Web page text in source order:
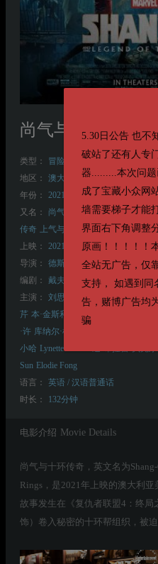
5.30日公告 也不
破站了还有人专
器.........本次问
成了宝藏小众网
墙需要梯子才能
界面右下角调整
原画！！！！！
全站无广告，仅
支持， 如遇到同
告，赌博广告均
骗
尚气与十环传奇
类型： 冒险 动作 科幻
地区：
澳大利亚
美国
年份：
2021
又名：
尚气与十戒传奇 尚气与十环
传奇
上气与十戒传奇 上气：十戒传
上映：
2021-09-03(美国)
2021-11-
导演：
德斯汀·克里顿
编剧：
戴夫·卡拉汉姆 史蒂夫·恩格
主演：
刘思慕 梁朝伟 奥卡菲娜 张
芹 本·金斯利 蒂姆·罗斯
·许 库纳尔·杜德赫克
小哈 Lynette Curran
Sun Elodie Fong
语言：
英语 / 汉语普通话
时长：
132分钟
电影介绍 Movie Details
尚气与十环传奇，英文名为
Rings，是2021年上映的澳大利亚
故事发生在《复仇者联盟4：终
饰）卷入秘密的十环帮组织，被